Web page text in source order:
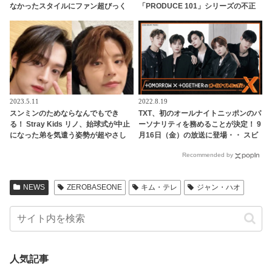
なかったスタイルにファン超びっく
に隠された意外な思いまで明らかに
「僕はメンバーの中で○○担当なの
で」
「PRODUCE 101」シリーズの不正
人の氏名が公表
2023.5.11
スンミンのためならなんでもでき
る！ Stray Kids リノ、始球式が中止
になった弟を気遣う姿勢が超やさし
2022.8.19
TXT、初のオールナイトニッポンのパ
ーソナリティを務めることが決定！ 9
月16日（金）の放送に登場・・ スビ
Recommended by
NEWS ZEROBASEONE キム・テレ ジャン・ハオ
人気記事